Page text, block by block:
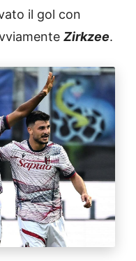
il gol con
Zirkzee.